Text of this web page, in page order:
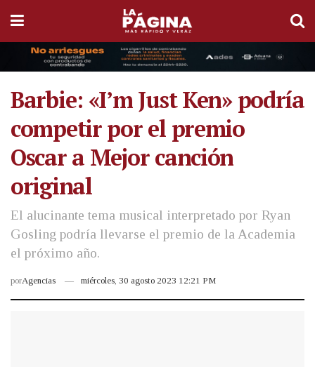
Barbie: «I’m Just Ken» podría
competir por el premio
Oscar a Mejor canción
original
El alucinante tema musical interpretado por Ryan
Gosling podría llevarse el premio de la Academia
el próximo año.
porAgencias miércoles, 30 agosto 2023 12:21 PM